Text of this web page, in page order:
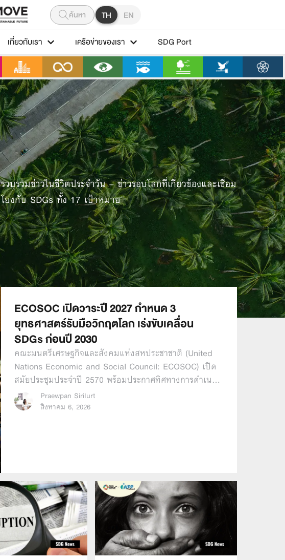
ค้นหา TH EN
เกี่ยวกับเรา เครือข่ายของเรา SDG Port
รวบรวมข่าวในชีวิตประจำวัน – ข่าวรอบโลกที่เกี่ยวข้องและเชื่อม
โยงกับ SDGs ทั้ง 17 เป้าหมาย
ECOSOC เปิดวาระปี 2027 กำหนด 3
ยุทธศาสตร์รับมือวิกฤตโลก เร่งขับเคลื่อน
SDGs ก่อนปี 2030
คณะมนตรีเศรษฐกิจและสังคมแห่งสหประชาชาติ (United
Nations Economic and Social Council: ECOSOC) เปิด
สมัยประชุมประจำปี 2570 พร้อมประกาศทิศทางการดำเน…
Praewpan Sirilurt
สิงหาคม 6, 2026